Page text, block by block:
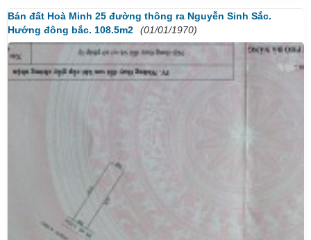
Bán đất Hoà Minh 25 đường thông ra Nguyễn Sinh Sắc.
Hướng đông bắc. 108.5m2
(01/01/1970)